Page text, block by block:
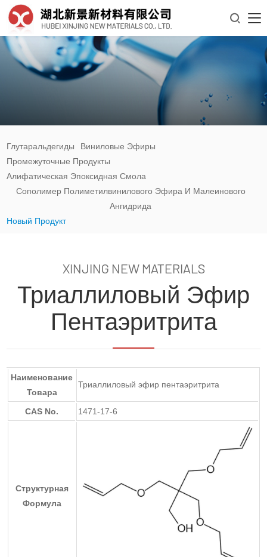

Глутаральдегиды
Виниловые Эфиры
Промежуточные Продукты
Алифатическая Эпоксидная Смола
Сополимер Полиметилвинилового Эфира И Малеинового
Ангидрида
Новый Продукт
XINJING NEW MATERIALS
Триаллиловый Эфир
Пентаэритрита
Наименование
Товара
Триаллиловый эфир пентаэритрита
CAS No. 1471-17-6
Структурная
Формула